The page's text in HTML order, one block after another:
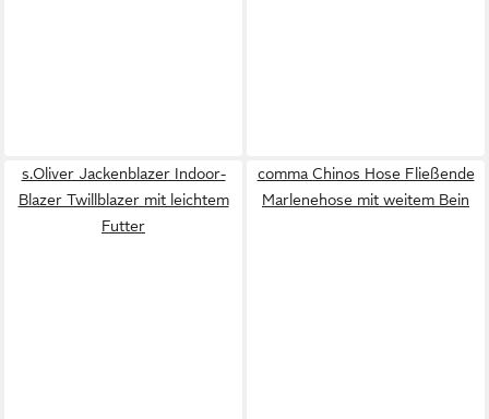
s.Oliver Jackenblazer Indoor-
Blazer Twillblazer mit leichtem
Futter
comma Chinos Hose Fließende
Marlenehose mit weitem Bein